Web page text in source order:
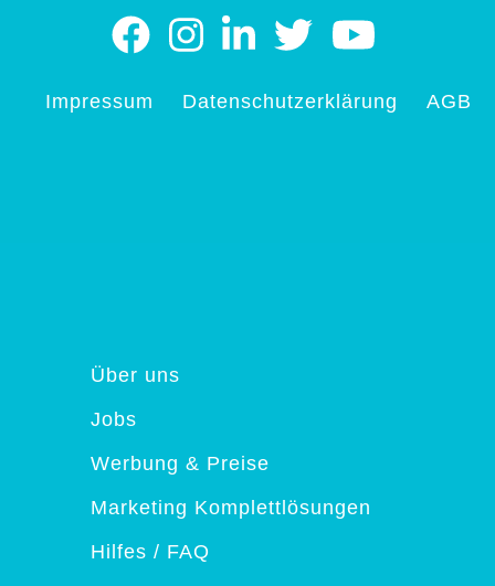
Impressum Datenschutzerklärung AGB
Über uns
Jobs
Werbung & Preise
Marketing Komplettlösungen
Hilfes / FAQ